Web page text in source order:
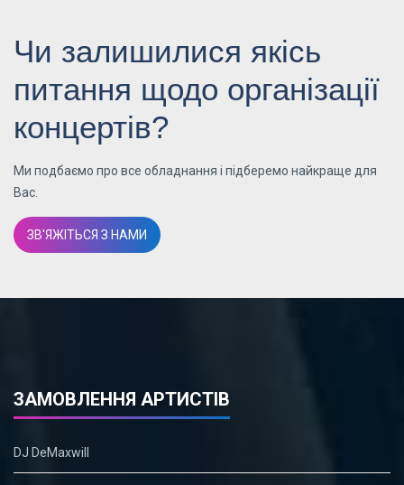
Чи залишилися якісь
питання щодо організації
концертів?
Ми подбаємо про все обладнання і підберемо найкраще для
Вас.
ЗВ'ЯЖІТЬСЯ З НАМИ
ЗАМОВЛЕННЯ АРТИСТІВ
DJ DeMaxwill